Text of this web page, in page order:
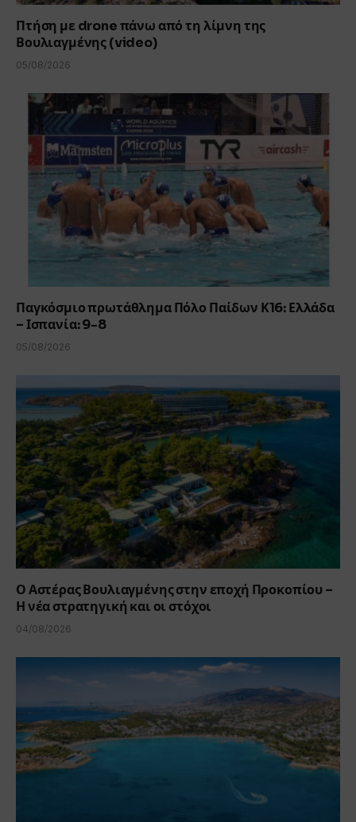
Πτήση με drone πάνω από τη λίμνη της
Βουλιαγμένης (video)
05/08/2026
Παγκόσμιο πρωτάθλημα Πόλο Παίδων Κ16: Ελλάδα
– Ισπανία: 9-8
05/08/2026
Ο Αστέρας Βουλιαγμένης στην εποχή Προκοπίου –
Η νέα στρατηγική και οι στόχοι
04/08/2026